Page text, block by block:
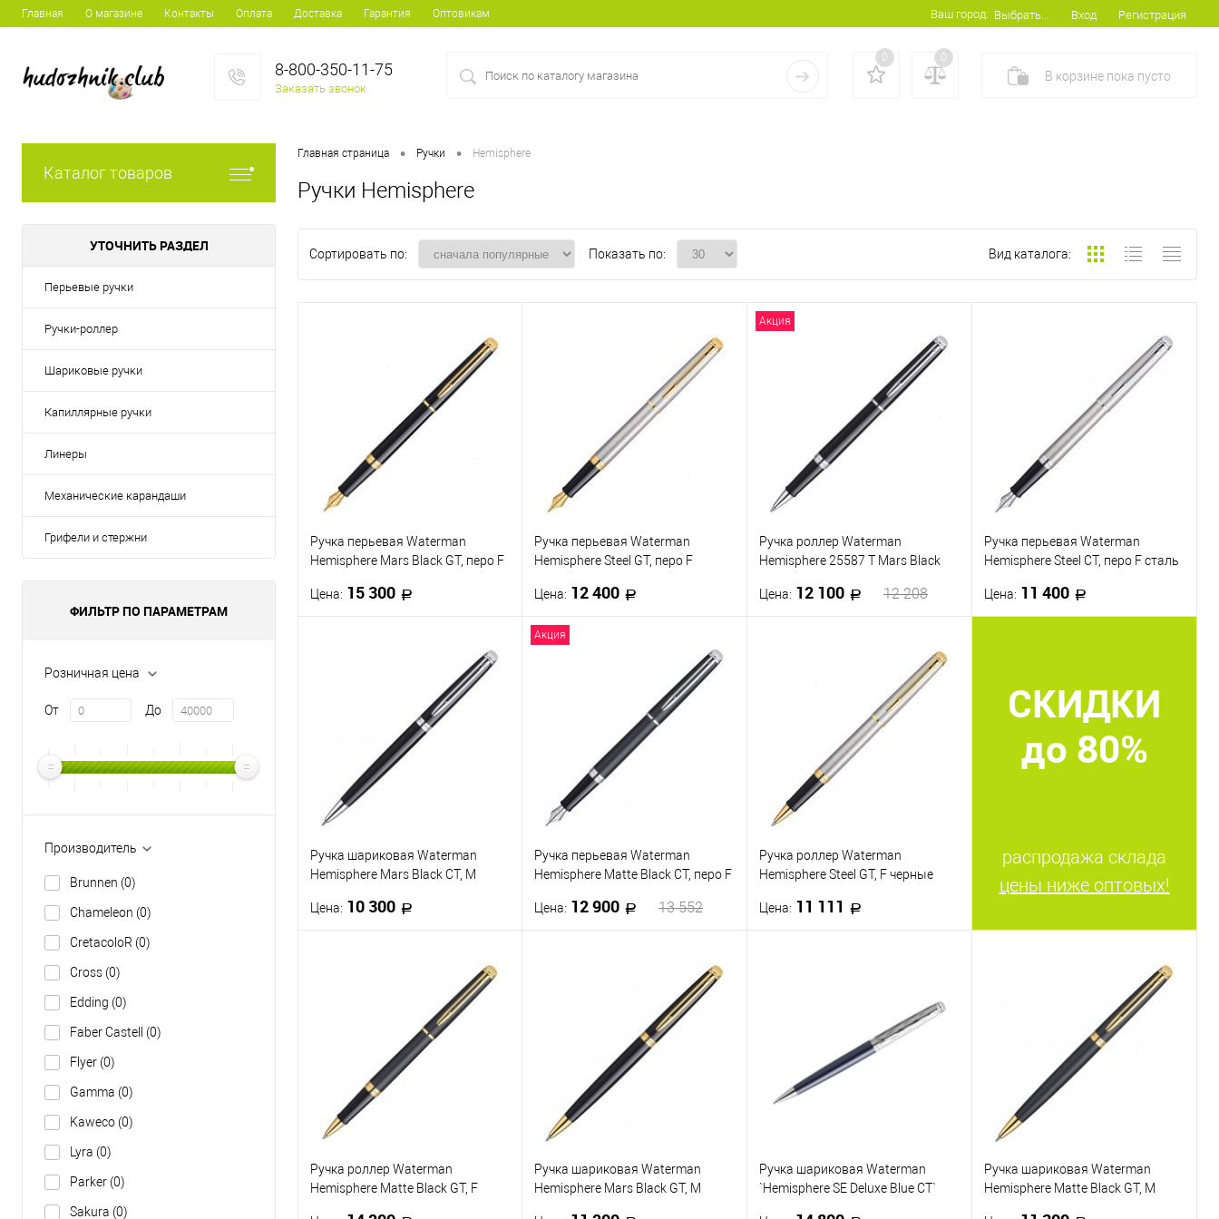
Главная О магазине Контакты Оплата Доставка Гарантия Оптовикам Ваш город: Выбрать... Вход Регистрация
8-800-350-11-75
Заказать звонок
0 0
В корзине пока пусто
Каталог товаров
УТОЧНИТЬ РАЗДЕЛ
Перьевые ручки
Ручки-роллер
Шариковые ручки
Капиллярные ручки
Линеры
Механические карандаши
Грифели и стержни
ФИЛЬТР ПО ПАРАМЕТРАМ
Розничная цена
От До
Производитель
Brunnen (0)
Chameleon (0)
CretacoloR (0)
Cross (0)
Edding (0)
Faber Castell (0)
Flyer (0)
Gamma (0)
Kaweco (0)
Lyra (0)
Parker (0)
Sakura (0)
Главная страница • Ручки • Hemisphere
Ручки Hemisphere
Сортировать по: Показать по: Вид каталога:
Ручка перьевая Waterman
Hemisphere Mars Black GT, перо F
23К
Цена: 15 300
К сравнению
В наличии
Ручка перьевая Waterman
Hemisphere Steel GT, перо F
Цена: 12 400
К сравнению
В наличии
Акция
Ручка роллер Waterman
Hemisphere 25587 T Mars Black
Цена: 12 100 12 208
К сравнению
В наличии
Ручка перьевая Waterman
Hemisphere Steel CT, перо F сталь
Цена: 11 400
Купить в 1 клик
К сравнению
В избранное
В наличии
Ручка шариковая Waterman
Hemisphere Mars Black CT, M
Цена: 10 300
К сравнению
В наличии
Акция
Ручка перьевая Waterman
Hemisphere Matte Black CT, перо F
покрытием
Цена: 12 900 13 552
К сравнению
В наличии
Ручка роллер Waterman
Hemisphere Steel GT, F черные
Цена: 11 111
К сравнению
В наличии
СКИДКИ
до 80%
распродажа склада
цены ниже оптовых!
Ручка роллер Waterman
Hemisphere Matte Black GT, F
Ручка шариковая Waterman
Hemisphere Mars Black GT, M
Ручка шариковая Waterman
`Hemisphere SE Deluxe Blue CT`
Ручка шариковая Waterman
Hemisphere Matte Black GT, M